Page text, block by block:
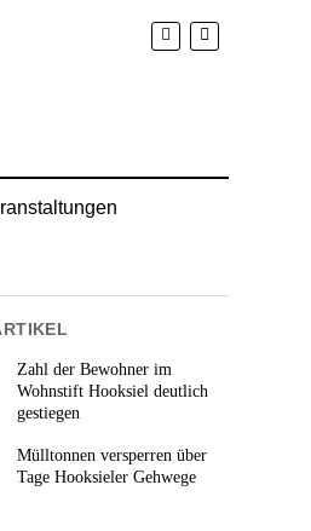
Zahl der Bewohner im
Wohnstift Hooksiel deutlich
gestiegen
Mülltonnen versperren über
Tage Hooksieler Gehwege